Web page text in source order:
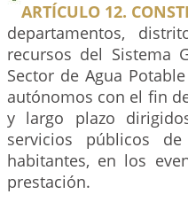
ARTÍCULO 12.
departamentos,
recursos del Sistema
Sector de Agua
autónomos con el fin
y largo plazo
servicios públicos
habitantes, en los
prestación.